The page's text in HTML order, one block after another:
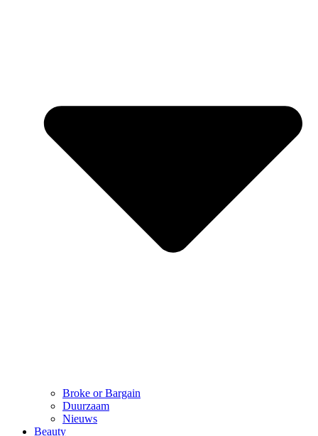
Broke or Bargain
Duurzaam
Nieuws
Beauty